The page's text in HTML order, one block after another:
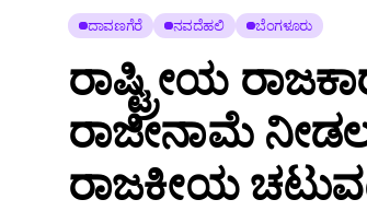
ದಾವಣಗೆರೆ ನವದೆಹಲಿ ಬೆಂಗಳೂರು
ರಾಷ್ಟ್ರೀಯ
ರಾಜೀನಾಮೆ
ರಾಜಕೀಯ